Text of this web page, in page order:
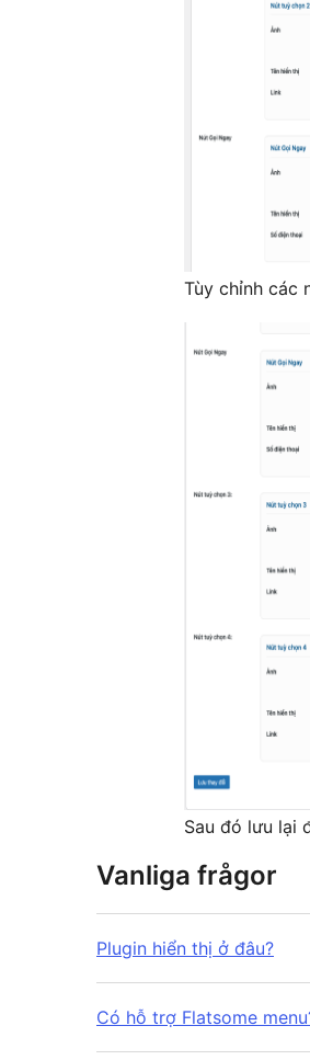
Tùy chỉnh các
Sau đó lưu lại
Vanliga frågor
Plugin hiển thị ở đâu?
Có hỗ trợ Flatsome